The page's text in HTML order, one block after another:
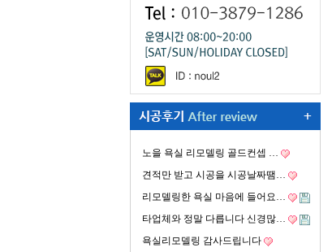
노을 욕실 리모델링 골드컨셉 …
견적만 받고 시공을 시공날짜땜…
리모델링한 욕실 마음에 들어요…
타업체와 정말 다릅니다 신경많…
욕실리모델링 감사드립니다